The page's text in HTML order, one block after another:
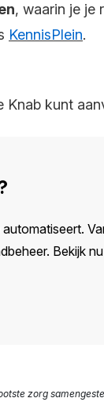
, waarin je je
KennisPlein.
Knab kunt
Bekijk
zorg